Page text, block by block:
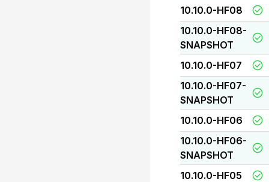
10.10.0-HF08
10.10.0-HF08-
SNAPSHOT
10.10.0-HF07
10.10.0-HF07-
SNAPSHOT
10.10.0-HF06
10.10.0-HF06-
SNAPSHOT
10.10.0-HF05